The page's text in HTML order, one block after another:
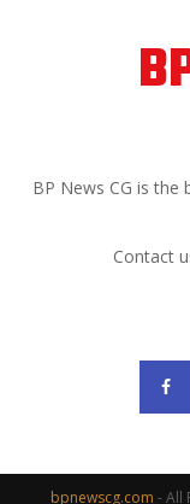
BP News CG is
Contact
bpnewscg.com - All